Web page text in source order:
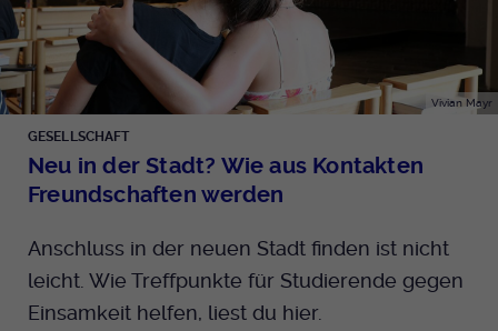
Vivian Mayr
GESELLSCHAFT
Neu in der Stadt? Wie aus Kontakten
Freundschaften werden
Anschluss in der neuen Stadt finden ist nicht
leicht. Wie Treffpunkte für Studierende gegen
Einsamkeit helfen, liest du hier.